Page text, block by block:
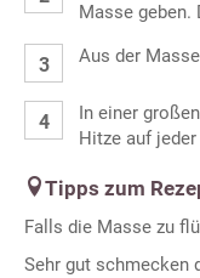
Masse geben.
Aus der
In einer
Hitze auf
Tipps zum
Falls die Masse zu
Sehr gut schmecken